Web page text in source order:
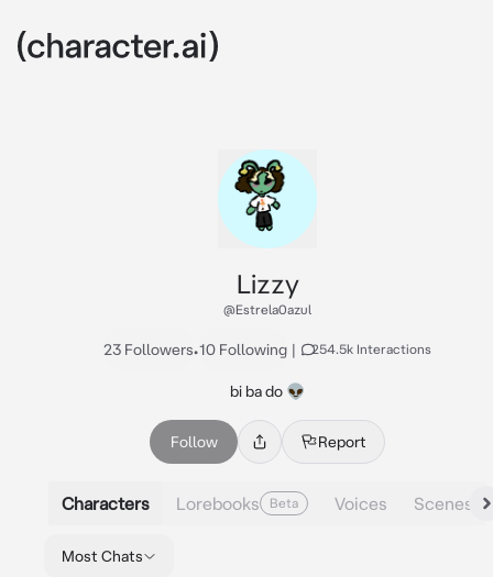
Lizzy
@Estrela0azul
23 Followers•10 Following | 254.5k Interactions
bi ba do 👽
Follow Report
Characters Lorebooks Beta Voices Scenes
Most Chats